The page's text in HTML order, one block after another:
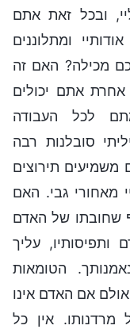
ובכל זאת אתם
ומתלוננים
מכילה? האם זה
אתם יכולים
לכל העבודה
סובלנות רבה
תירוצים
מאחורי גבי. האם
שחובתו של האדם
עליך
הטומאות
אם האדם אינו
אין כל